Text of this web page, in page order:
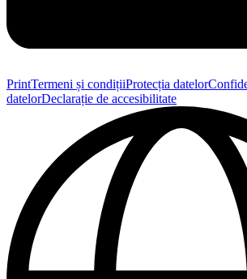
PrintTermeni și condițiiProtecția datelor
datelorDeclarație de accesibilitate